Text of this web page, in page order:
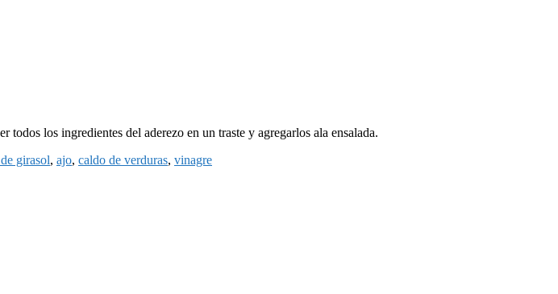
los ingredientes del aderezo en un traste y agregarlos ala ensalada.
girasol, ajo, caldo de verduras, vinagre